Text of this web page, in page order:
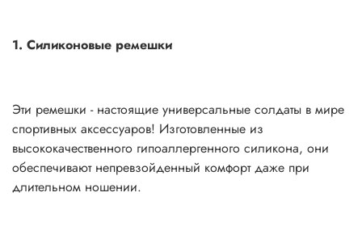
1. Силиконовые ремешки
Эти ремешки - настоящие универсальные солдаты в мире
спортивных аксессуаров! Изготовленные из
высококачественного гипоаллергенного силикона, они
обеспечивают непревзойденный комфорт даже при
длительном ношении.